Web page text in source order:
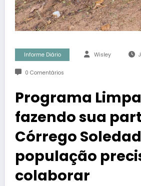
Informe Diário Wisley
0 Comentários
Programa
fazendo sua
Córrego
população
colaborar